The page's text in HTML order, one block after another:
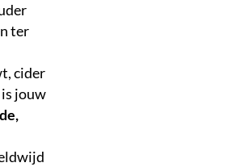
ter
cider
jouw